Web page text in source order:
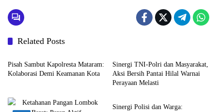
Related Posts
Bali Nusra
Pisah Sambut Kapolresta Mataram:
Kolaborasi Demi Keamanan Kota
Sinergi TNI-Polri dan Masyarakat,
Aksi Bersih Pantai Hilal Warnai
Perayaan Melasti
Berita
Sinergi Polisi dan Warga: